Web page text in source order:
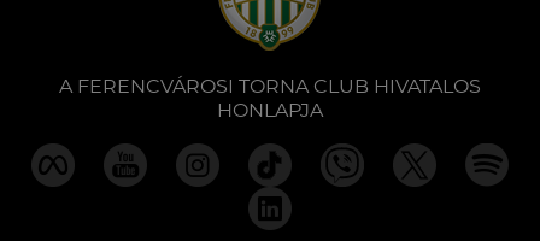
A FERENCVÁROSI TORNA CLUB HIVATALOS
HONLAPJA